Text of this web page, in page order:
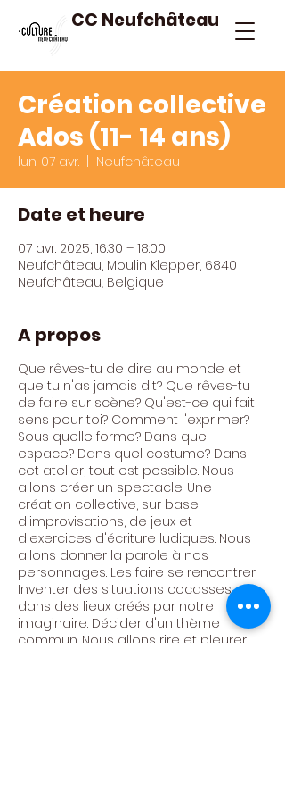
CC Neufchâteau
Création collective
Ados (11- 14 ans)
lun. 07 avr. Neufchâteau
Date et heure
07 avr. 2025, 16:30 – 18:00
Neufchâteau, Moulin Klepper, 6840
Neufchâteau, Belgique
A propos
Que rêves-tu de dire au monde et
que tu n'as jamais dit? Que rêves-tu
de faire sur scène? Qu'est-ce qui fait
sens pour toi? Comment l'exprimer?
Sous quelle forme? Dans quel
espace? Dans quel costume? Dans
cet atelier, tout est possible. Nous
allons créer un spectacle. Une
création collective, sur base
d'improvisations, de jeux et
d'exercices d'écriture ludiques. Nous
allons donner la parole à nos
personnages. Les faire se rencontrer.
Inventer des situations cocasses,
dans des lieux créés par notre
imaginaire. Décider d'un thème
commun. Nous allons rire et pleurer.